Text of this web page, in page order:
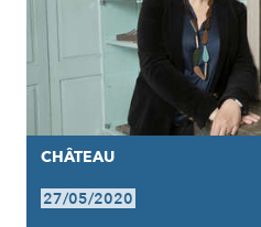
CHÂTEAU
27/05/2020